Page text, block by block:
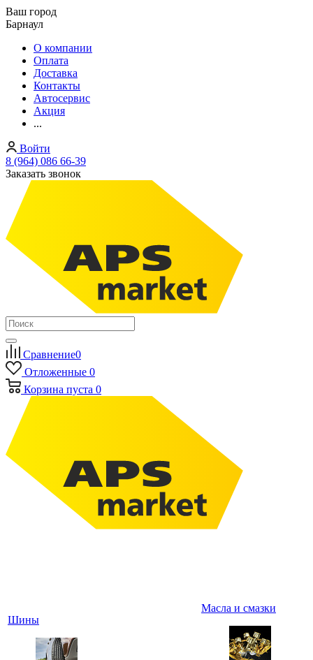
Ваш город
Барнаул
О компании
Оплата
Доставка
Контакты
Автосервис
Акция
...
Войти
8 (964) 086 66-39
Заказать звонок
Сравнение0
Отложенные 0
Корзина пуста 0
Шины
Масла и смазки